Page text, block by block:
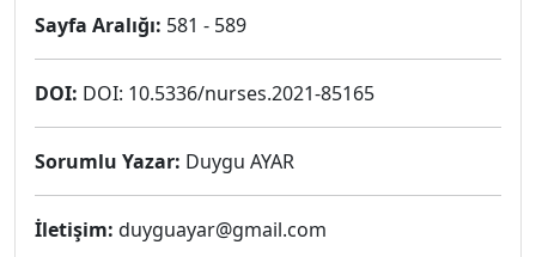
Sayfa Aralığı: 581 - 589
DOI: DOI: 10.5336/nurses.2021-85165
Sorumlu Yazar: Duygu AYAR
İletişim: duyguayar@gmail.com